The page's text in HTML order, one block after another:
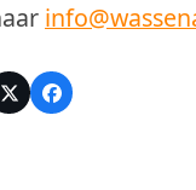
TwitterFacebook